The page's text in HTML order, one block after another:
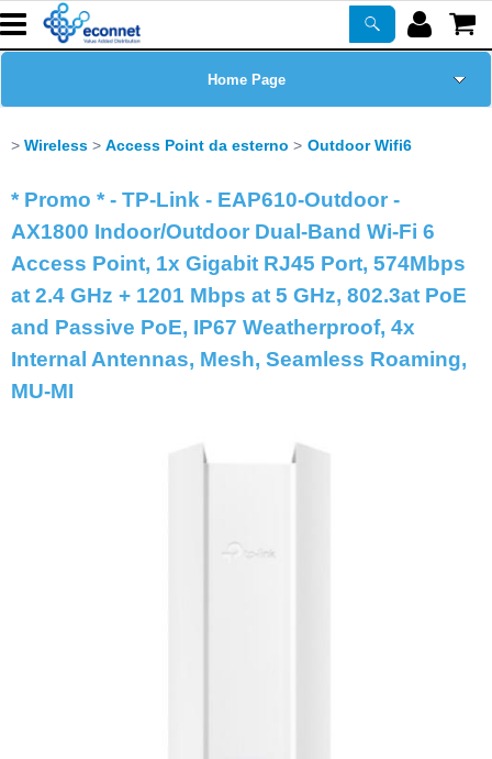
Home Page
Prodotti
Corsi
ASSISTENZA
Certificazioni
Wireless Access Point da esterno Outdoor Wifi6
* Promo * - TP-Link - EAP610-Outdoor -
AX1800 Indoor/Outdoor Dual-Band Wi-Fi 6
Access Point, 1x Gigabit RJ45 Port, 574Mbps
at 2.4 GHz + 1201 Mbps at 5 GHz, 802.3at PoE
and Passive PoE, IP67 Weatherproof, 4x
Internal Antennas, Mesh, Seamless Roaming,
MU-MI